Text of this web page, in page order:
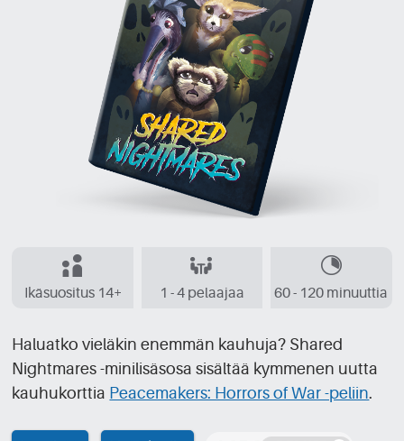
Ikäsuositus 14+ 1 - 4 pelaajaa 60 - 120 minuuttia
Haluatko vieläkin enemmän kauhuja? Shared
Nightmares -minilisäsosa sisältää kymmenen uutta
kauhukorttia Peacemakers: Horrors of War -peliin.